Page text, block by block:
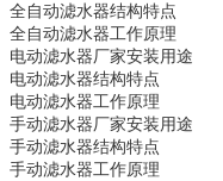
全自动滤水器结构特点
全自动滤水器工作原理
电动滤水器厂家安装用途
电动滤水器结构特点
电动滤水器工作原理
手动滤水器厂家安装用途
手动滤水器结构特点
手动滤水器工作原理